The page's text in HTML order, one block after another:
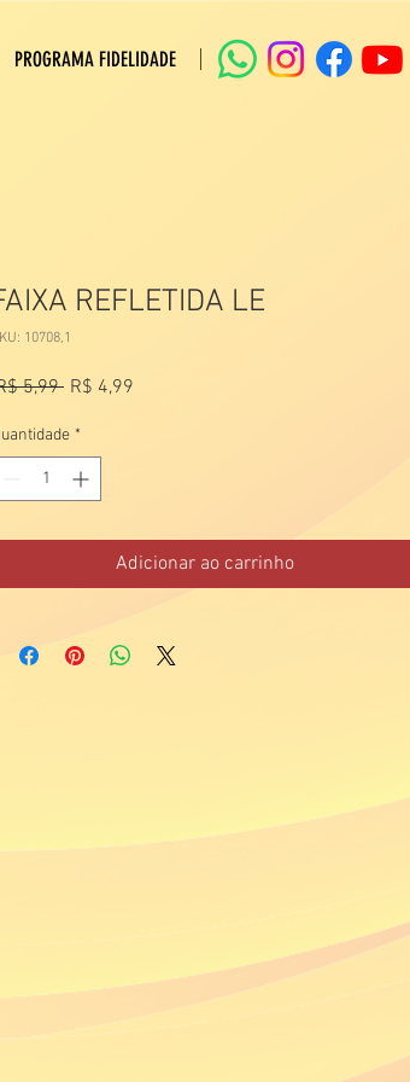
PROGRAMA FIDELIDADE
REFLETIDA LE
10708,1
5,99 Preço
R$ 4,99
*
Adicionar ao carrinho